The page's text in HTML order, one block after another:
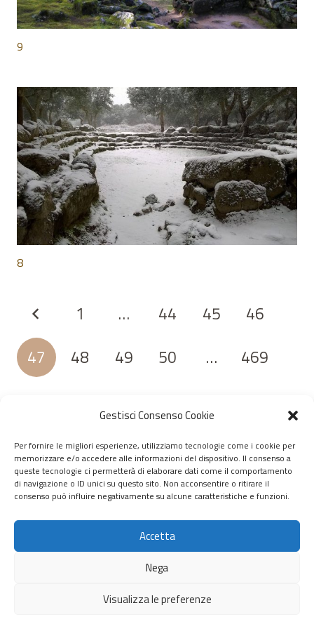
Gestisci Consenso Cookie
Per fornire le migliori esperienze, utilizziamo tecnologie come i cookie per
memorizzare e/o accedere alle informazioni del dispositivo. Il consenso a
queste tecnologie ci permetterà di elaborare dati come il comportamento
di navigazione o ID unici su questo sito. Non acconsentire o ritirare il
consenso può influire negativamente su alcune caratteristiche e funzioni.
Accetta
Nega
Visualizza le preferenze
9
8
1 … 44 45
46
47
48 49 50 … 469
© 2020 – 2026 Nurnet – La rete dei Nuraghi – webdesign:
antoniopalumbo.it
Home